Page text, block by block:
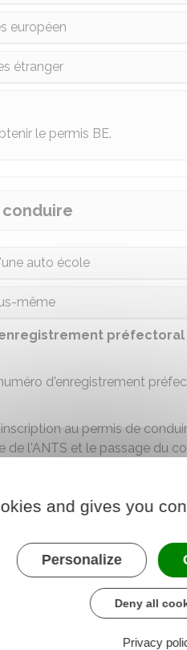
européen
étranger
le permis BE.
auto école
même
préfectoral
d'enregistrement
au permis de
de l'ANTS et le passage du
le NEPH dont vous disposez
les examens.
compétent, de générer
peut également réaliser la
and gives you
Personalize
Deny all
Privacy